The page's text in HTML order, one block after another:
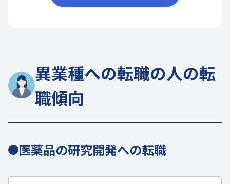
異業種への転職の人の転
職傾向
医薬品の研究開発への転職